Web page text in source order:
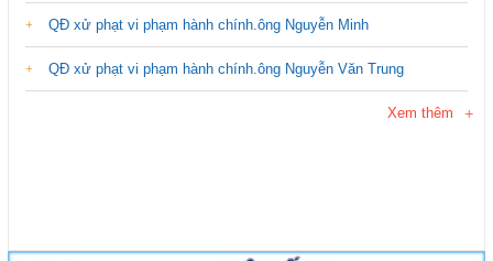
QĐ xử phạt vi phạm hành chính.ông Nguyễn Minh
QĐ xử phạt vi phạm hành chính.ông Nguyễn Văn Trung
Xem thêm